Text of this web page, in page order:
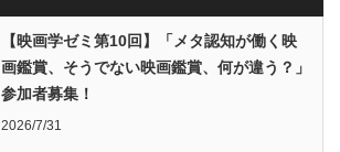
【映画学ゼミ第10回】「メタ認知が働く映
画鑑賞、そうでない映画鑑賞、何が違う？」
参加者募集！
2026/7/31